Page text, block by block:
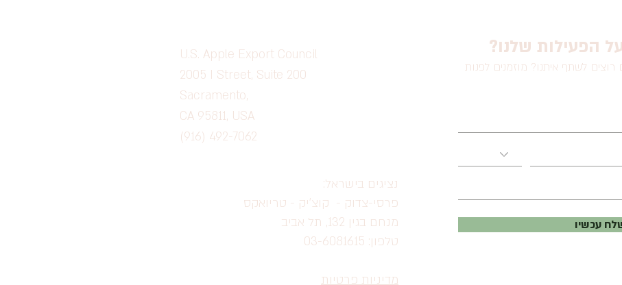
U.S. Apple Export Council
2005 I Street, Suite 200
Sacramento,
CA 95811, USA
(916) 492-7062
נציגים בישראל:
פרסי-צדוק - קוצ'יק - טריואקס
מנחם בגין 132, תל אביב
טלפון: 03-6081615
מדיניות פרטיות
הפעילות שלנו
לשתף איתנו? מוזמנים לפנות
עכשיו